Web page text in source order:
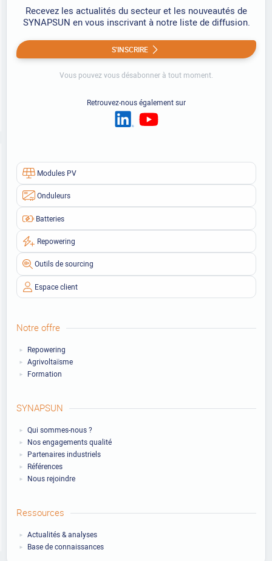
Modules PV
Onduleurs
Batteries
Repowering
Outils de sourcing
Espace client
Notre offre
Repowering
Agrivoltaïsme
Formation
SYNAPSUN
Qui sommes-nous ?
Nos engagements qualité
Partenaires industriels
Références
Nous rejoindre
Ressources
Actualités & analyses
Base de connaissances
Recevez les actualités du secteur et les nouveautés de
SYNAPSUN en vous inscrivant à notre liste de diffusion.
S'INSCRIRE
Vous pouvez vous désabonner à tout moment.
Retrouvez-nous également sur